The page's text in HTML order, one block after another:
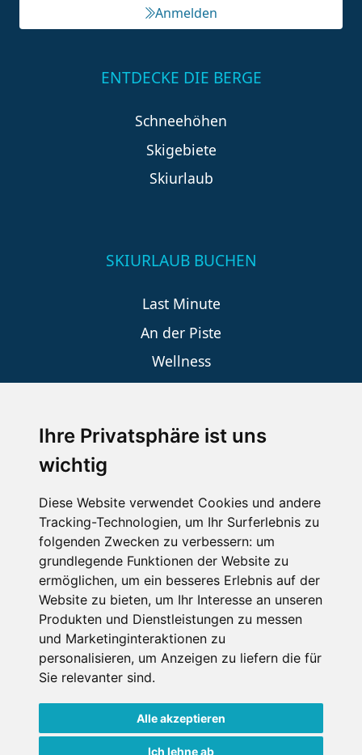
Ihre Privatsphäre ist uns
wichtig
Diese Website verwendet Cookies und andere
Tracking-Technologien, um Ihr Surferlebnis zu
folgenden Zwecken zu verbessern: um
grundlegende Funktionen der Website zu
ermöglichen, um ein besseres Erlebnis auf der
Website zu bieten, um Ihr Interesse an unseren
Produkten und Dienstleistungen zu messen
und Marketinginteraktionen zu
personalisieren, um Anzeigen zu liefern die für
Sie relevanter sind.
Alle akzeptieren
Ich lehne ab
Anmelden
ENTDECKE DIE BERGE
Schneehöhen
Skigebiete
Skiurlaub
SKIURLAUB BUCHEN
Last Minute
An der Piste
Wellness
SCHNEEHÖHEN SKI APP
Die Schneehoehen Ski APP für iOS und Android - Ein
Muss für alle Wintersportler und Schneefreaks!
Impressum
Datenschutz
Nutzungsbedingungen
Portale
FAQ Newsletter Mediadaten
Copyright ©2026 Schneemenschen GmbH